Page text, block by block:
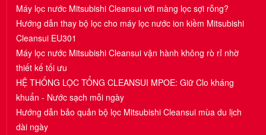
Máy lọc nước Mitsubishi Cleansui với màng lọc sợi rỗng?
Hướng dẫn thay bộ lọc cho máy lọc nước ion kiềm Mitsubishi
Cleansui EU301
Máy lọc nước Mitsubishi Cleansui vận hành không rò rỉ nhờ
thiết kế tối ưu
HỆ THỐNG LỌC TỔNG CLEANSUI MPOE: Giữ Clo kháng
khuẩn - Nước sạch mỗi ngày
Hướng dẫn bảo quản bộ lọc Mitsubishi Cleansui mùa du lịch
dài ngày